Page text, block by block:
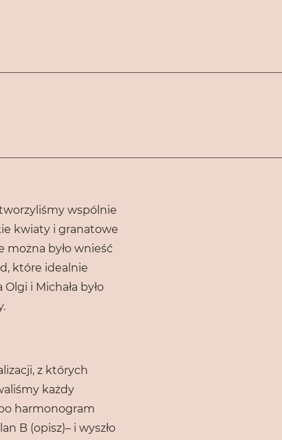
wspólnie
kwiaty i granatowe
można było wnieść
które idealnie
i Michała było
z których
każdy
harmonogram
B (opisz)– i wyszło